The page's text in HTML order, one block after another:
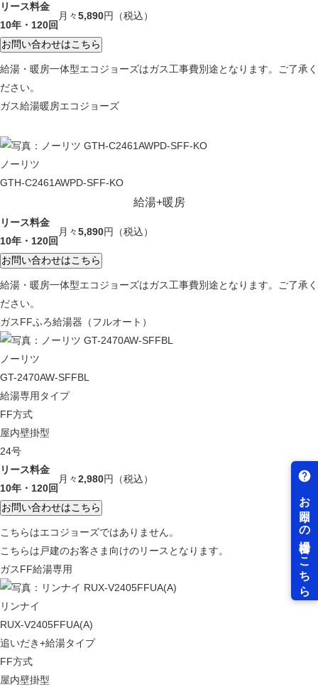
リース料金
10年・120回
月々5,890円 （税込）
給湯・暖房一体型エコジョーズはガス工事費別途となります。ご了承く
ださい。
ガス給湯暖房エコジョーズ
ノーリツ
GTH-C2461AWPD-SFF-KO
給湯+暖房
リース料金
10年・120回
月々5,890円 （税込）
給湯・暖房一体型エコジョーズはガス工事費別途となります。ご了承く
ださい。
ガスFFふろ給湯器（フルオート）
ノーリツ
GT-2470AW-SFFBL
給湯専用タイプ
FF方式
屋内壁掛型
24号
リース料金
10年・120回
月々2,980円 （税込）
こちらはエコジョーズではありません。
こちらは戸建のお客さま向けのリースとなります。
ガスFF給湯専用
リンナイ
RUX-V2405FFUA(A)
追いだき+給湯タイプ
FF方式
屋内壁掛型